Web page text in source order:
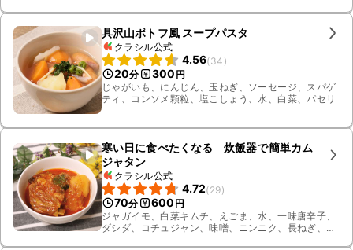
具沢山ポトフ風 スープパスタ
クラシル公式
4.56(34 )
20分 300 円
じゃがいも、にんじん、玉ねぎ、ソーセージ、スパゲ
ティ、コンソメ顆粒、塩こしょう、水、白菜、パセリ
寒い日に食べたくなる 炊飯器で簡単カム
ジャタン
クラシル公式
4.72(29)
70分 600 円
ジャガイモ、白菜キムチ、えごま、水、一味唐辛子、
ダシダ、コチュジャン、味噌、ニンニク、長ねぎ、生